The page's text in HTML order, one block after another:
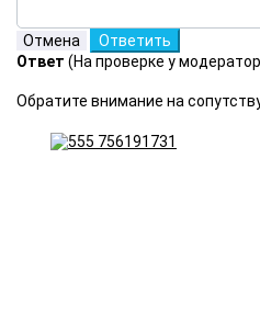
Ответ (На проверке у
Обратите внимание на